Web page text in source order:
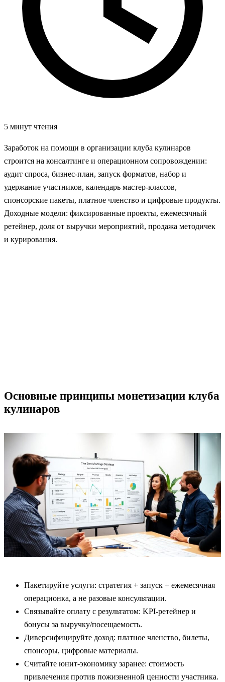
5 минут чтения
Заработок на помощи в организации клуба кулинаров
строится на консалтинге и операционном сопровождении:
аудит спроса, бизнес‑план, запуск форматов, набор и
удержание участников, календарь мастер‑классов,
спонсорские пакеты, платное членство и цифровые продукты.
Доходные модели: фиксированные проекты, ежемесячный
ретейнер, доля от выручки мероприятий, продажа методичек
и курирования.
Основные принципы монетизации клуба
кулинаров
Пакетируйте услуги: стратегия + запуск + ежемесячная
операционка, а не разовые консультации.
Связывайте оплату с результатом: KPI‑ретейнер и
бонусы за выручку/посещаемость.
Диверсифицируйте доход: платное членство, билеты,
спонсоры, цифровые материалы.
Считайте юнит‑экономику заранее: стоимость
привлечения против пожизненной ценности участника.